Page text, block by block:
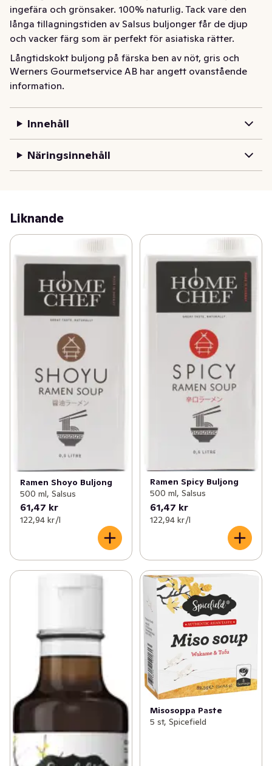
ingefära och grönsaker. 100% naturlig. Tack vare den
långa tillagningstiden av Salsus buljonger får de djup
och vacker färg som är perfekt för asiatiska rätter.
Långtidskokt buljong på färska ben av nöt, gris och
kyckling och smaksatt miso, soja, vitlök, sesamolja,
ingefära och grönsaker. 100% naturlig. Tack vare den
Werners Gourmetservice AB har angett ovanstående
information.
Innehåll
Näringsinnehåll
Liknande
Ramen Shoyo Buljong
500 ml, Salsus
61,47 kr
122,94 kr /l
Ramen Spicy Buljong
500 ml, Salsus
61,47 kr
122,94 kr /l
Misosoppa Paste
5 st, Spicefield